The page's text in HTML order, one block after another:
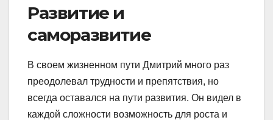
Развитие и
саморазвитие
В своем жизненном пути Дмитрий много раз
преодолевал трудности и препятствия, но
всегда оставался на пути развития. Он видел в
каждой сложности возможность для роста и